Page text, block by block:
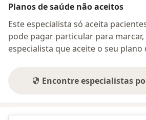
Planos de saúde não aceitos
Este especialista só aceita
pode pagar particular para
especialista que aceite o seu plano
Encontre especialistas